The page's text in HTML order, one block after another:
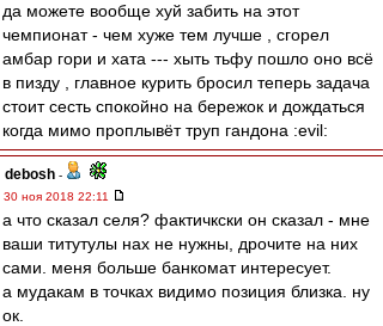
да можете вообще хуй забить на этот
чемпионат - чем хуже тем лучше , сгорел
амбар гори и хата --- хыть тьфу пошло оно всё
в пизду , главное курить бросил теперь задача
стоит сесть спокойно на бережок и дождаться
когда мимо проплывёт труп гандона :evil:
debosh -
30 ноя 2018 22:11
а что сказал селя? фактичкски он сказал - мне
ваши титутулы нах не нужны, дрочите на них
сами. меня больше банкомат интересует.
а мудакам в точках видимо позиция близка. ну
ок.